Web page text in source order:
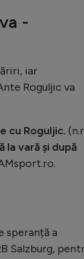
-
iar
Roguljic va
cu Roguljic.
la vară și după
speranță a
Salzburg,